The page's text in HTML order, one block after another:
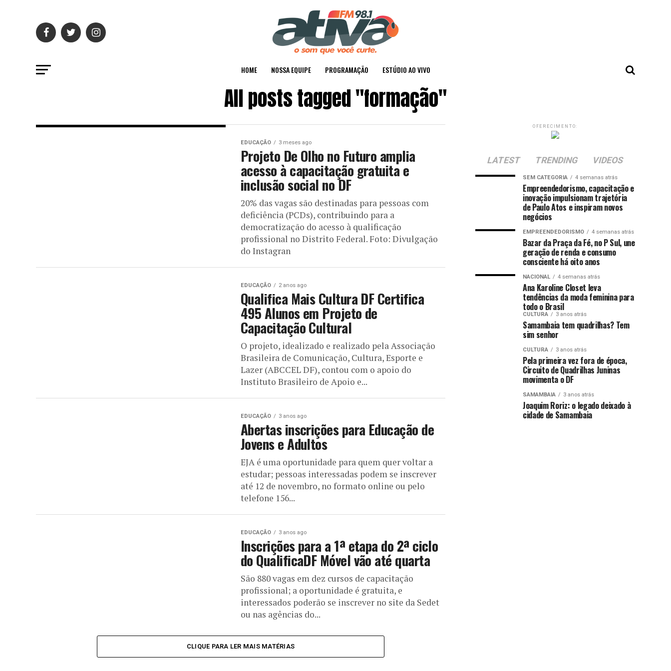
HOME NOSSA EQUIPE PROGRAMAÇÃO ESTÚDIO AO VIVO
All posts tagged "formação"
EDUCAÇÃO 3 meses ago
Projeto De Olho no Futuro amplia
acesso à capacitação gratuita e
inclusão social no DF
20% das vagas são destinadas para pessoas com
deficiência (PCDs), contribuindo para a
democratização do acesso à qualificação
profissional no Distrito Federal. Foto: Divulgação
do Instagran
EDUCAÇÃO 2 anos ago
Qualifica Mais Cultura DF Certifica
495 Alunos em Projeto de
Capacitação Cultural
O projeto, idealizado e realizado pela Associação
Brasileira de Comunicação, Cultura, Esporte e
Lazer (ABCCEL DF), contou com o apoio do
Instituto Brasileiro de Apoio e...
EDUCAÇÃO 3 anos ago
Abertas inscrições para Educação de
Jovens e Adultos
EJA é uma oportunidade para quem quer voltar a
estudar; pessoas interessadas podem se inscrever
até 12 de novembro, no formato online ou pelo
telefone 156...
EDUCAÇÃO 3 anos ago
Inscrições para a 1ª etapa do 2ª ciclo
do QualificaDF Móvel vão até quarta
São 880 vagas em dez cursos de capacitação
profissional; a oportunidade é gratuita, e
interessados poderão se inscrever no site da Sedet
ou nas agências do...
CLIQUE PARA LER MAIS MATÉRIAS
OFERECIMENTO:
LATEST TRENDING VIDEOS
SEM CATEGORIA 4 semanas atrás
Empreendedorismo, capacitação e
inovação impulsionam trajetória
de Paulo Atos e inspiram novos
negócios
EMPREENDEDORISMO 4 semanas atrás
Bazar da Praça da Fé, no P Sul, une
geração de renda e consumo
consciente há oito anos
NACIONAL 4 semanas atrás
Ana Karoline Closet leva
tendências da moda feminina para
todo o Brasil
CULTURA 3 anos atrás
Samambaia tem quadrilhas? Tem
sim senhor
CULTURA 3 anos atrás
Pela primeira vez fora de época,
Circuito de Quadrilhas Juninas
movimenta o DF
SAMAMBAIA 3 anos atrás
Joaquim Roriz: o legado deixado à
cidade de Samambaia